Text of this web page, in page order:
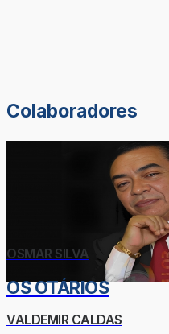
Colaboradores
OSMAR SILVA
OS OTÁRIOS
VALDEMIR CALDAS